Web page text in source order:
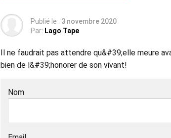
Publié le : 3 novembre 2020
Par: Lago Tape
Il ne faudrait pas attendre qu&#39;elle meure
bien de l&#39;honorer de son vivant!
Nom